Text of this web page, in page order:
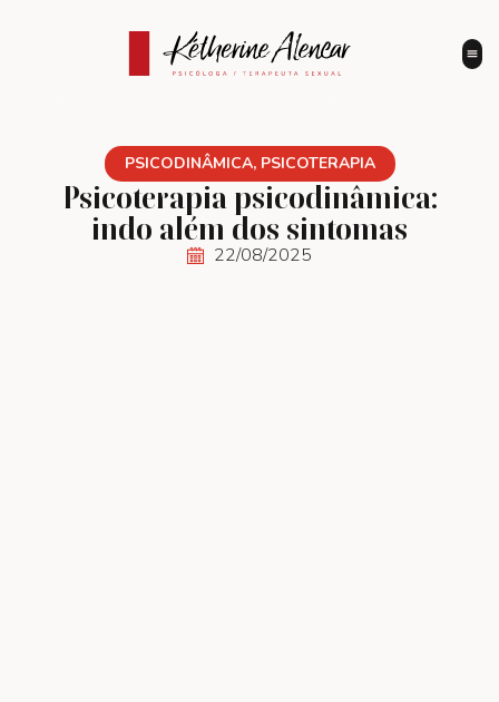
PSICODINÂMICA, PSICOTERAPIA
Psicoterapia psicodinâmica:
indo além dos sintomas
22/08/2025